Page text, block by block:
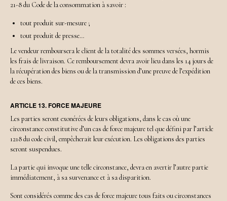
21-8 du Code de la consommation à savoir :
tout produit sur-mesure ;
tout produit de presse…
Le vendeur remboursera le client de la totalité des sommes versées, hormis
les frais de livraison. Ce remboursement devra avoir lieu dans les 14 jours de
la récupération des biens ou de la transmission d’une preuve de l’expédition
de ces biens.
ARTICLE 13. FORCE MAJEURE
Les parties seront exonérées de leurs obligations, dans le cas où une
circonstance constitutive d’un cas de force majeure tel que défini par l’article
1218 du code civil, empêcherait leur exécution. Les obligations des parties
seront suspendues.
La partie qui invoque une telle circonstance, devra en avertir l’autre partie
immédiatement, à sa survenance et à sa disparition.
Sont considérés comme des cas de force majeure tous faits ou circonstances